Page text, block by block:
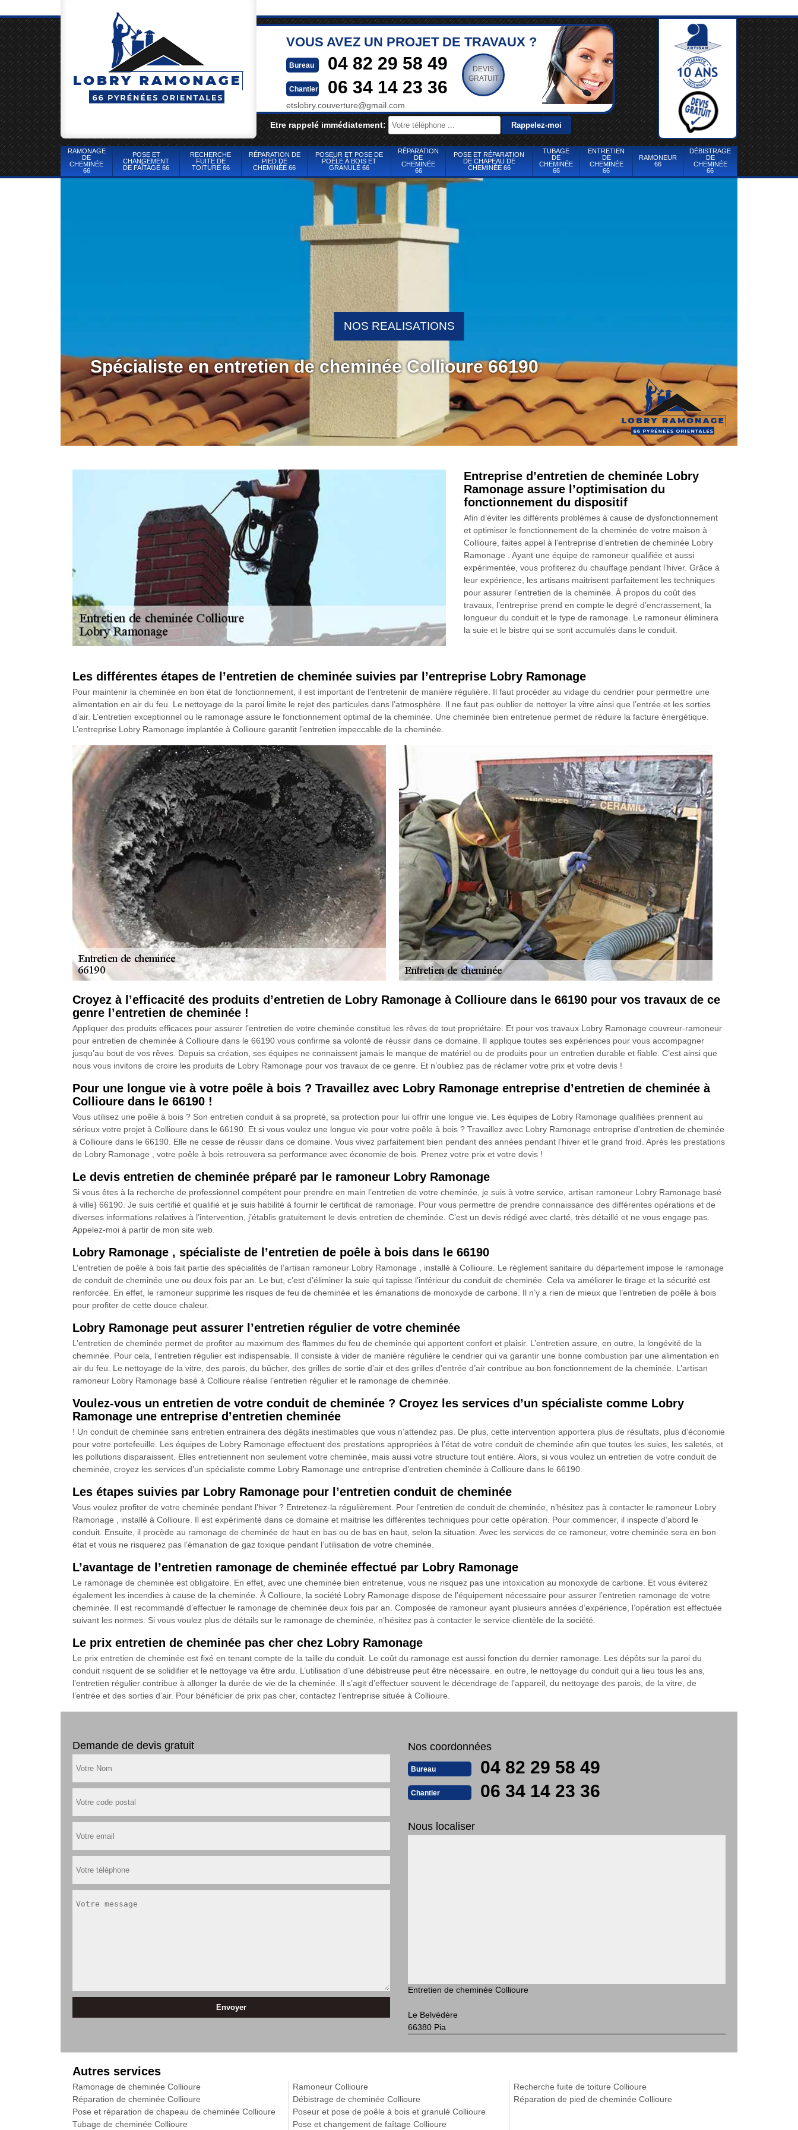
VOUS AVEZ UN PROJET DE TRAVAUX ?
Bureau 04 82 29 58 49
Chantier 06 34 14 23 36
etslobry.couverture@gmail.com
DEVIS
GRATUIT
Etre rappelé immédiatement:
RAMONAGE
DE
CHEMINÉE
66
POSE ET
CHANGEMENT
DE FAÎTAGE 66
RECHERCHE
FUITE DE
TOITURE 66
RÉPARATION DE
PIED DE
CHEMINÉE 66
POSEUR ET POSE DE
POÊLE À BOIS ET
GRANULÉ 66
RÉPARATION
DE
CHEMINÉE
66
POSE ET RÉPARATION
DE CHAPEAU DE
CHEMINÉE 66
TUBAGE
DE
CHEMINÉE
66
ENTRETIEN
DE
CHEMINÉE
66
RAMONEUR
66
DÉBISTRAGE
DE
CHEMINÉE
66
Spécialiste en entretien de cheminée Collioure 66190
NOS REALISATIONS
Entreprise d’entretien de cheminée Lobry
Ramonage assure l’optimisation du
fonctionnement du dispositif
Afin d’éviter les différents problèmes à cause de dysfonctionnement
et optimiser le fonctionnement de la cheminée de votre maison à
Collioure, faites appel à l’entreprise d’entretien de cheminée Lobry
Ramonage . Ayant une équipe de ramoneur qualifiée et aussi
expérimentée, vous profiterez du chauffage pendant l’hiver. Grâce à
leur expérience, les artisans maitrisent parfaitement les techniques
pour assurer l’entretien de la cheminée. À propos du coût des
travaux, l’entreprise prend en compte le degré d’encrassement, la
longueur du conduit et le type de ramonage. Le ramoneur éliminera
la suie et le bistre qui se sont accumulés dans le conduit.
Les différentes étapes de l’entretien de cheminée suivies par l’entreprise Lobry Ramonage
Pour maintenir la cheminée en bon état de fonctionnement, il est important de l’entretenir de manière régulière. Il faut procéder au vidage du cendrier pour permettre une
alimentation en air du feu. Le nettoyage de la paroi limite le rejet des particules dans l’atmosphère. Il ne faut pas oublier de nettoyer la vitre ainsi que l’entrée et les sorties
d’air. L’entretien exceptionnel ou le ramonage assure le fonctionnement optimal de la cheminée. Une cheminée bien entretenue permet de réduire la facture énergétique.
L’entreprise Lobry Ramonage implantée à Collioure garantit l’entretien impeccable de la cheminée.
Croyez à l’efficacité des produits d’entretien de Lobry Ramonage à Collioure dans le 66190 pour vos travaux de ce
genre l’entretien de cheminée !
Appliquer des produits efficaces pour assurer l’entretien de votre cheminée constitue les rêves de tout propriétaire. Et pour vos travaux Lobry Ramonage couvreur-ramoneur
pour entretien de cheminée à Collioure dans le 66190 vous confirme sa volonté de réussir dans ce domaine. Il applique toutes ses expériences pour vous accompagner
jusqu’au bout de vos rêves. Depuis sa création, ses équipes ne connaissent jamais le manque de matériel ou de produits pour un entretien durable et fiable. C’est ainsi que
nous vous invitons de croire les produits de Lobry Ramonage pour vos travaux de ce genre. Et n’oubliez pas de réclamer votre prix et votre devis !
Pour une longue vie à votre poêle à bois ? Travaillez avec Lobry Ramonage entreprise d’entretien de cheminée à
Collioure dans le 66190 !
Vous utilisez une poêle à bois ? Son entretien conduit à sa propreté, sa protection pour lui offrir une longue vie. Les équipes de Lobry Ramonage qualifiées prennent au
sérieux votre projet à Collioure dans le 66190. Et si vous voulez une longue vie pour votre poêle à bois ? Travaillez avec Lobry Ramonage entreprise d’entretien de cheminée
à Collioure dans le 66190. Elle ne cesse de réussir dans ce domaine. Vous vivez parfaitement bien pendant des années pendant l’hiver et le grand froid. Après les prestations
de Lobry Ramonage , votre poêle à bois retrouvera sa performance avec économie de bois. Prenez votre prix et votre devis !
Le devis entretien de cheminée préparé par le ramoneur Lobry Ramonage
Si vous êtes à la recherche de professionnel compétent pour prendre en main l’entretien de votre cheminée, je suis à votre service, artisan ramoneur Lobry Ramonage basé
à ville} 66190. Je suis certifié et qualifié et je suis habilité à fournir le certificat de ramonage. Pour vous permettre de prendre connaissance des différentes opérations et de
diverses informations relatives à l’intervention, j’établis gratuitement le devis entretien de cheminée. C’est un devis rédigé avec clarté, très détaillé et ne vous engage pas.
Appelez-moi à partir de mon site web.
Lobry Ramonage , spécialiste de l’entretien de poêle à bois dans le 66190
L’entretien de poêle à bois fait partie des spécialités de l’artisan ramoneur Lobry Ramonage , installé à Collioure. Le règlement sanitaire du département impose le ramonage
de conduit de cheminée une ou deux fois par an. Le but, c’est d’éliminer la suie qui tapisse l’intérieur du conduit de cheminée. Cela va améliorer le tirage et la sécurité est
renforcée. En effet, le ramoneur supprime les risques de feu de cheminée et les émanations de monoxyde de carbone. Il n’y a rien de mieux que l’entretien de poêle à bois
pour profiter de cette douce chaleur.
Lobry Ramonage peut assurer l’entretien régulier de votre cheminée
L’entretien de cheminée permet de profiter au maximum des flammes du feu de cheminée qui apportent confort et plaisir. L’entretien assure, en outre, la longévité de la
cheminée. Pour cela, l’entretien régulier est indispensable. Il consiste à vider de manière régulière le cendrier qui va garantir une bonne combustion par une alimentation en
air du feu. Le nettoyage de la vitre, des parois, du bûcher, des grilles de sortie d’air et des grilles d’entrée d’air contribue au bon fonctionnement de la cheminée. L’artisan
ramoneur Lobry Ramonage basé à Collioure réalise l’entretien régulier et le ramonage de cheminée.
Voulez-vous un entretien de votre conduit de cheminée ? Croyez les services d’un spécialiste comme Lobry
Ramonage une entreprise d’entretien cheminée
! Un conduit de cheminée sans entretien entrainera des dégâts inestimables que vous n’attendez pas. De plus, cette intervention apportera plus de résultats, plus d’économie
pour votre portefeuille. Les équipes de Lobry Ramonage effectuent des prestations appropriées à l’état de votre conduit de cheminée afin que toutes les suies, les saletés, et
les pollutions disparaissent. Elles entretiennent non seulement votre cheminée, mais aussi votre structure tout entière. Alors, si vous voulez un entretien de votre conduit de
cheminée, croyez les services d’un spécialiste comme Lobry Ramonage une entreprise d’entretien cheminée à Collioure dans le 66190.
Les étapes suivies par Lobry Ramonage pour l’entretien conduit de cheminée
Vous voulez profiter de votre cheminée pendant l’hiver ? Entretenez-la régulièrement. Pour l’entretien de conduit de cheminée, n’hésitez pas à contacter le ramoneur Lobry
Ramonage , installé à Collioure. Il est expérimenté dans ce domaine et maitrise les différentes techniques pour cette opération. Pour commencer, il inspecte d’abord le
conduit. Ensuite, il procède au ramonage de cheminée de haut en bas ou de bas en haut, selon la situation. Avec les services de ce ramoneur, votre cheminée sera en bon
état et vous ne risquerez pas l’émanation de gaz toxique pendant l’utilisation de votre cheminée.
L’avantage de l’entretien ramonage de cheminée effectué par Lobry Ramonage
Le ramonage de cheminée est obligatoire. En effet, avec une cheminée bien entretenue, vous ne risquez pas une intoxication au monoxyde de carbone. Et vous éviterez
également les incendies à cause de la cheminée. À Collioure, la société Lobry Ramonage dispose de l’équipement nécessaire pour assurer l’entretien ramonage de votre
cheminée. Il est recommandé d’effectuer le ramonage de cheminée deux fois par an. Composée de ramoneur ayant plusieurs années d’expérience, l’opération est effectuée
suivant les normes. Si vous voulez plus de détails sur le ramonage de cheminée, n’hésitez pas à contacter le service clientèle de la société.
Le prix entretien de cheminée pas cher chez Lobry Ramonage
Le prix entretien de cheminée est fixé en tenant compte de la taille du conduit. Le coût du ramonage est aussi fonction du dernier ramonage. Les dépôts sur la paroi du
conduit risquent de se solidifier et le nettoyage va être ardu. L’utilisation d’une débistreuse peut être nécessaire. en outre, le nettoyage du conduit qui a lieu tous les ans,
l’entretien régulier contribue à allonger la durée de vie de la cheminée. Il s’agit d’effectuer souvent le décendrage de l’appareil, du nettoyage des parois, de la vitre, de
l’entrée et des sorties d’air. Pour bénéficier de prix pas cher, contactez l’entreprise située à Collioure.
Demande de devis gratuit Nos coordonnées
Bureau 04 82 29 58 49
Chantier 06 34 14 23 36
Nous localiser
Entretien de cheminée Collioure
Le Belvédère
66380 Pia
Autres services
Ramonage de cheminée Collioure
Réparation de cheminée Collioure
Pose et réparation de chapeau de cheminée Collioure
Tubage de cheminée Collioure
Ramoneur Collioure
Débistrage de cheminée Collioure
Poseur et pose de poêle à bois et granulé Collioure
Pose et changement de faîtage Collioure
Recherche fuite de toiture Collioure
Réparation de pied de cheminée Collioure